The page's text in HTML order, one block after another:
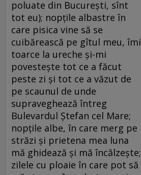
poluate din Bucureşti, sînt
tot eu); nopţile albastre în
care pisica vine să se
cuibărească pe gîtul meu, îmi
toarce la ureche şi-mi
povesteşte tot ce a făcut
peste zi şi tot ce a văzut de
pe scaunul de unde
supraveghează întreg
Bulevardul Ştefan cel Mare;
nopţile albe, în care merg pe
străzi şi prietena mea luna
mă ghidează şi mă încălzeşte;
zilele cu ploaie în care pot să